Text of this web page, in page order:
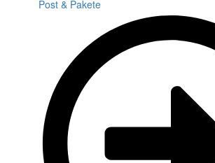
Post & Pakete